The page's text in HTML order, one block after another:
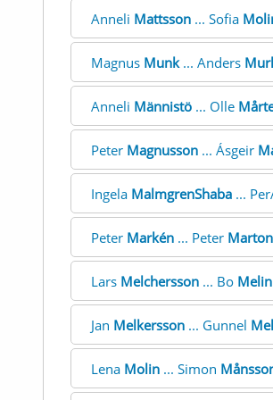
Anneli Mattsson... Sofia
Magnus Munk... Anders
Anneli Männistö... Olle
Peter Magnusson... Ásgeir
Ingela MalmgrenShaba...
Peter Markén... Peter Marton
Lars Melchersson... Bo Melin
Jan Melkersson... Gunnel
Lena Molin... Simon